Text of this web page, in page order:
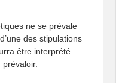
ne se prévale
des stipulations
être interprété